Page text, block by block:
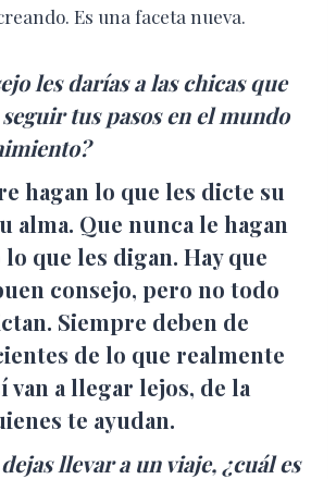
Es una faceta nueva.
les darías a las chicas que
tus pasos en el mundo
hagan lo que les dicte su
alma. Que nunca le hagan
lo que les digan. Hay que
consejo, pero no todo
Siempre deben de
de lo que realmente
van a llegar lejos, de la
te ayudan.
llevar a un viaje, ¿cuál es